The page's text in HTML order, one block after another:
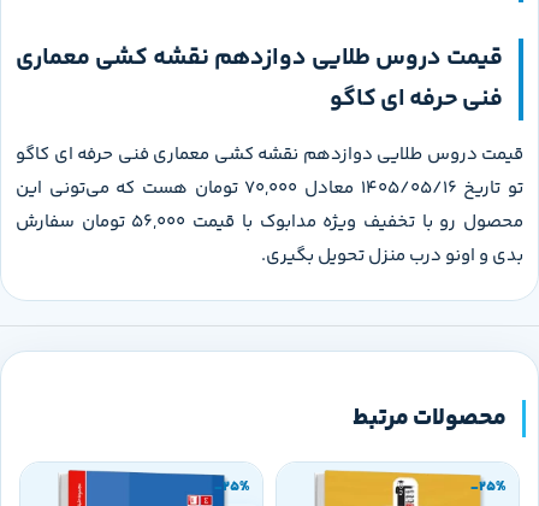
قیمت دروس طلایی دوازدهم نقشه کشی معماری
فنی حرفه ای کاگو
قیمت دروس طلایی دوازدهم نقشه کشی معماری فنی حرفه ای کاگو
تو تاریخ 1405/05/16 معادل 70,000 تومان هست که می‌تونی این
محصول رو با تخفیف ویژه مدابوک با قیمت 56,000 تومان سفارش
بدی و اونو درب منزل تحویل بگیری.
محصولات مرتبط
-25%
-25%